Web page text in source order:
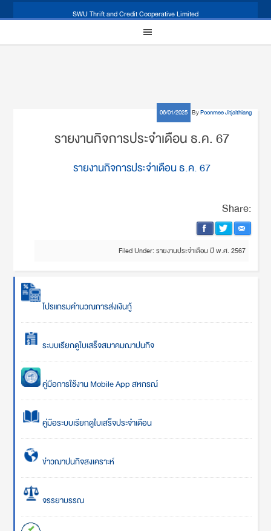
SWU Thrift and Credit Cooperative Limited
06/01/2025 ByPoonmee Jitjaithiang
รายงานกิจการประจำเดือน ธ.ค. 67
รายงานกิจการประจำเดือน ธ.ค. 67
Share:
Filed Under:รายงานประจำเดือน ปี พ.ศ. 2567
โปรแกรมคำนวณการส่งเงินกู้
ระบบเรียกดูใบเสร็จสมาคมฌาปนกิจ
คู่มือการใช้งาน Mobile App สหกรณ์
คู่มือระบบเรียกดูใบเสร็จประจำเดือน
ข่าวฌาปนกิจสงเคราะห์
จรรยาบรรณ